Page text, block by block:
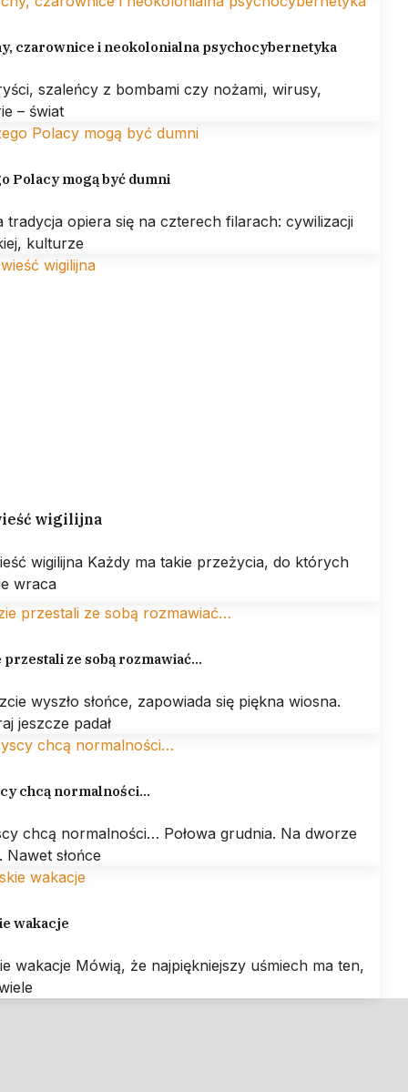
czarownice i neokolonialna psychocybernetyka
szaleńcy z bombami czy nożami, wirusy,
– świat
Polacy mogą być dumni
tradycja opiera się na czterech filarach: cywilizacji
kulturze
wigilijna
wigilijna Każdy ma takie przeżycia, do których
wraca
przestali ze sobą rozmawiać…
wyszło słońce, zapowiada się piękna wiosna.
jeszcze padał
chcą normalności…
chcą normalności… Połowa grudnia. Na dworze
Nawet słońce
wakacje
wakacje Mówią, że najpiękniejszy uśmiech ma ten,